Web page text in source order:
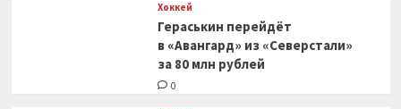
Хоккей
Гераськин перейдёт
в «Авангард» из «Северстали»
за 80 млн рублей
0